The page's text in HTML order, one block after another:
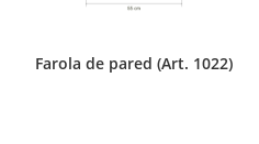
Farola de pared (Art. 1022)